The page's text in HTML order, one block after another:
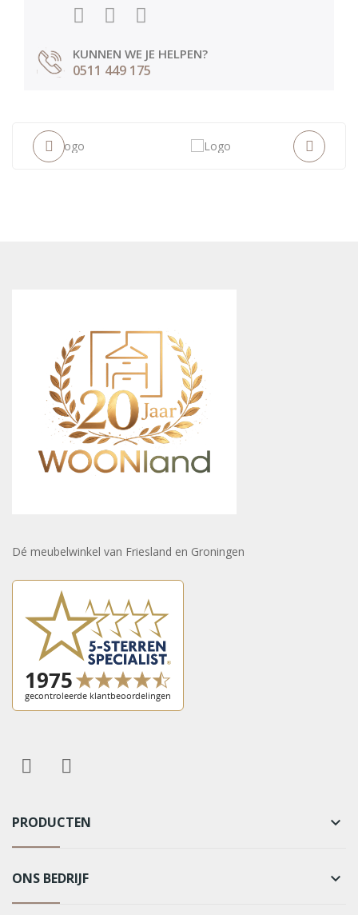
KUNNEN WE JE HELPEN?
0511 449 175
Dé meubelwinkel van Friesland en Groningen
PRODUCTEN keyboard_arrow_down
ONS BEDRIJF keyboard_arrow_down